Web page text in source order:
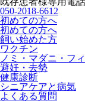
050-2018-6612
初めての方へ
初めての方へ
飼い始めた方
ワクチン
ノミ・マダニ・フ
避妊・去勢
健康診断
シニアケアと病気
よくある質問